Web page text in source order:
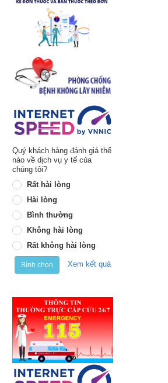
Quý khách hàng đánh giá thế
nào về dịch vụ y tế của
chúng tôi?
Rất hài lòng
Hài lòng
Bình thường
Không hài lòng
Rất không hài lòng
Bình chọn Xem kết quả